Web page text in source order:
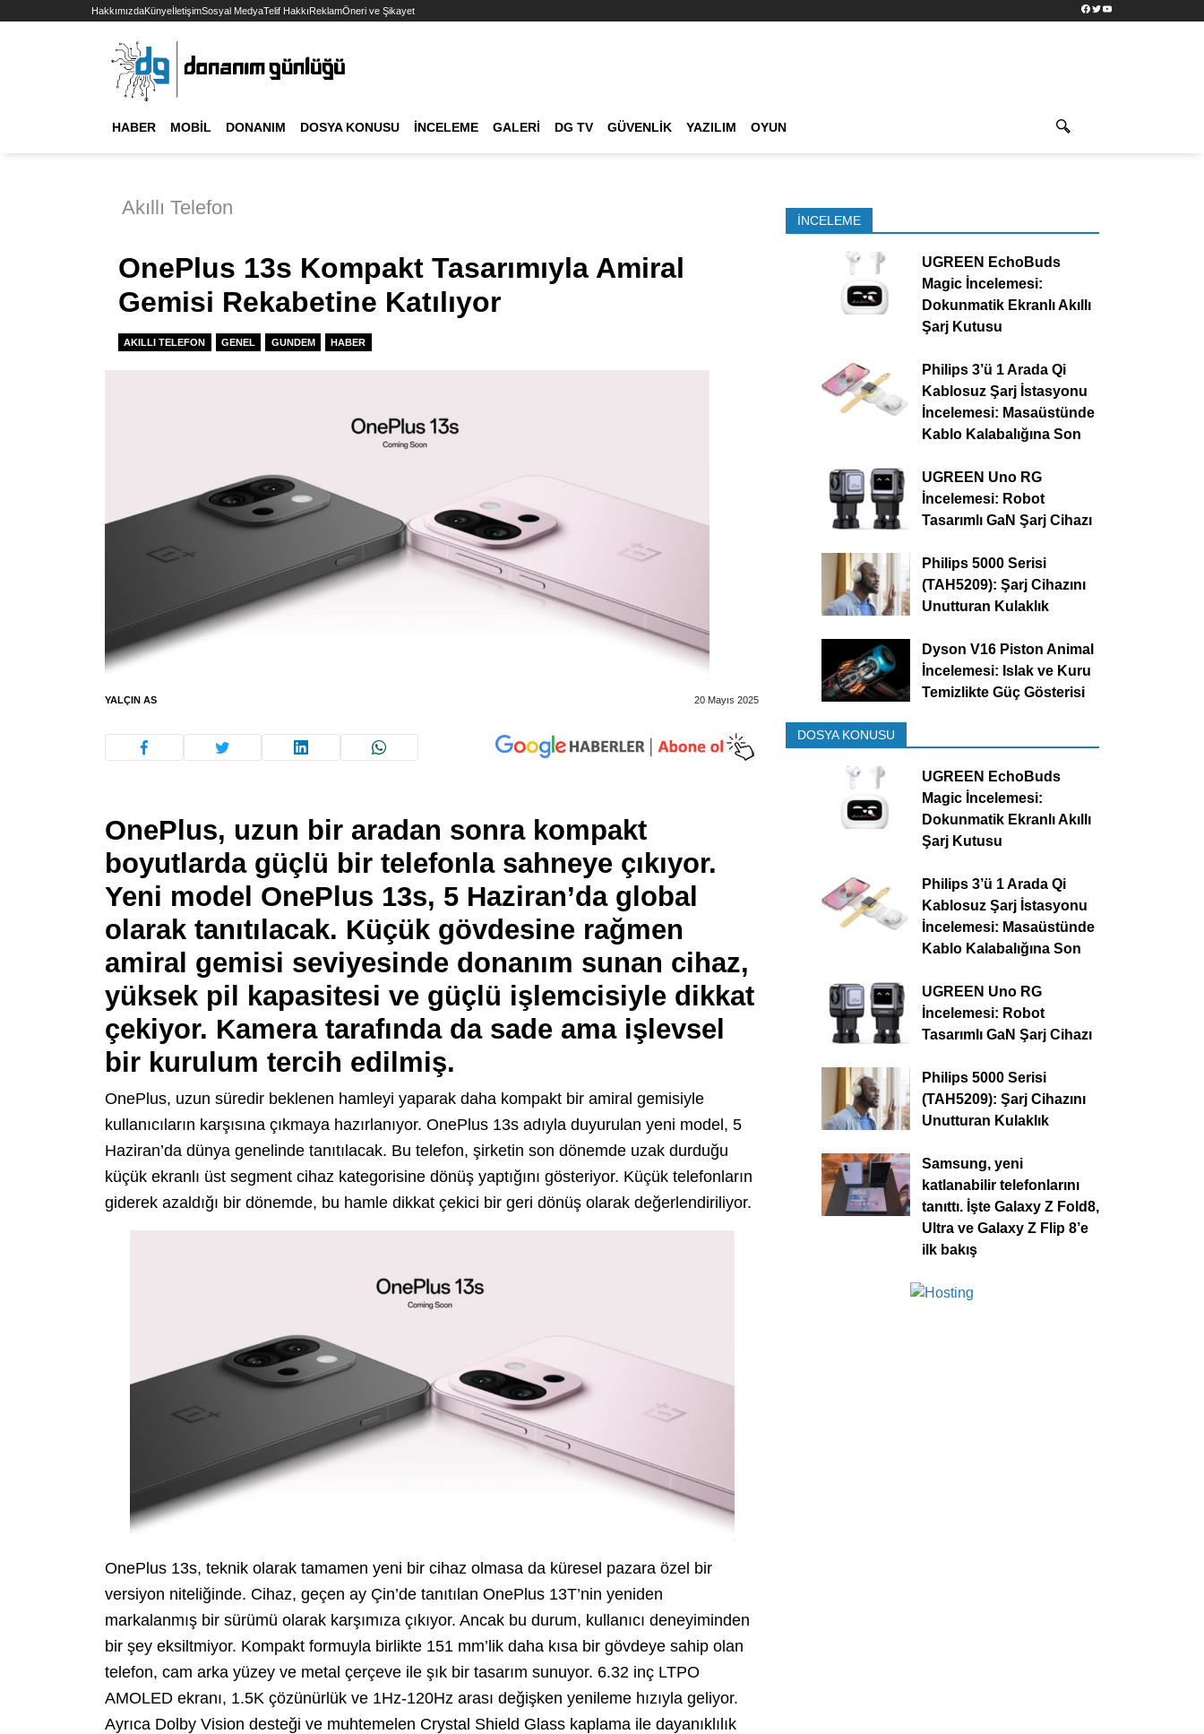
HakkımızdaKünyeİletişimSosyal MedyaTelif HakkıReklamÖneri ve Şikayet Facebook
TwitterYouTube
HABER MOBIL DONANIM DOSYA KONUSU İNCELEME GALERI DG TV GÜVENLIK YAZILIM OYUN
Akıllı Telefon
OnePlus 13s Kompakt Tasarımıyla Amiral
Gemisi Rekabetine Katılıyor
AKILLI TELEFON GENEL GUNDEM HABER
YALÇIN AS 20 Mayıs 2025
OnePlus, uzun bir aradan sonra kompakt
boyutlarda güçlü bir telefonla sahneye çıkıyor.
Yeni model OnePlus 13s, 5 Haziran’da global
olarak tanıtılacak. Küçük gövdesine rağmen
amiral gemisi seviyesinde donanım sunan cihaz,
yüksek pil kapasitesi ve güçlü işlemcisiyle dikkat
çekiyor. Kamera tarafında da sade ama işlevsel
bir kurulum tercih edilmiş.
OnePlus, uzun süredir beklenen hamleyi yaparak daha kompakt bir amiral gemisiyle
kullanıcıların karşısına çıkmaya hazırlanıyor. OnePlus 13s adıyla duyurulan yeni model, 5
Haziran’da dünya genelinde tanıtılacak. Bu telefon, şirketin son dönemde uzak durduğu
küçük ekranlı üst segment cihaz kategorisine dönüş yaptığını gösteriyor. Küçük telefonların
giderek azaldığı bir dönemde, bu hamle dikkat çekici bir geri dönüş olarak değerlendiriliyor.
OnePlus 13s, teknik olarak tamamen yeni bir cihaz olmasa da küresel pazara özel bir
versiyon niteliğinde. Cihaz, geçen ay Çin’de tanıtılan OnePlus 13T’nin yeniden
markalanmış bir sürümü olarak karşımıza çıkıyor. Ancak bu durum, kullanıcı deneyiminden
bir şey eksiltmiyor. Kompakt formuyla birlikte 151 mm’lik daha kısa bir gövdeye sahip olan
telefon, cam arka yüzey ve metal çerçeve ile şık bir tasarım sunuyor. 6.32 inç LTPO
AMOLED ekranı, 1.5K çözünürlük ve 1Hz-120Hz arası değişken yenileme hızıyla geliyor.
Ayrıca Dolby Vision desteği ve muhtemelen Crystal Shield Glass kaplama ile dayanıklılık
İNCELEME
UGREEN EchoBuds
Magic İncelemesi:
Dokunmatik Ekranlı Akıllı
Şarj Kutusu
Philips 3’ü 1 Arada Qi
Kablosuz Şarj İstasyonu
İncelemesi: Masaüstünde
Kablo Kalabalığına Son
UGREEN Uno RG
İncelemesi: Robot
Tasarımlı GaN Şarj Cihazı
Philips 5000 Serisi
(TAH5209): Şarj Cihazını
Unutturan Kulaklık
Dyson V16 Piston Animal
İncelemesi: Islak ve Kuru
Temizlikte Güç Gösterisi
DOSYA KONUSU
UGREEN EchoBuds
Magic İncelemesi:
Dokunmatik Ekranlı Akıllı
Şarj Kutusu
Philips 3’ü 1 Arada Qi
Kablosuz Şarj İstasyonu
İncelemesi: Masaüstünde
Kablo Kalabalığına Son
UGREEN Uno RG
İncelemesi: Robot
Tasarımlı GaN Şarj Cihazı
Philips 5000 Serisi
(TAH5209): Şarj Cihazını
Unutturan Kulaklık
Samsung, yeni
katlanabilir telefonlarını
tanıttı. İşte Galaxy Z Fold8,
Ultra ve Galaxy Z Flip 8’e
ilk bakış